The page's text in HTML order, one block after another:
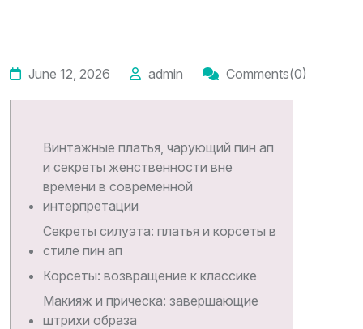
June 12, 2026 admin Comments(0)
Винтажные платья, чарующий пин ап
и секреты женственности вне
времени в современной
интерпретации
Секреты силуэта: платья и корсеты в
стиле пин ап
Корсеты: возвращение к классике
Макияж и прическа: завершающие
штрихи образа